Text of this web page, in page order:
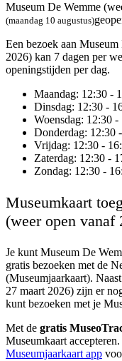
Museum De Wemme
(maandag 10 augustus)
Een bezoek aan
2026) kan 7 dagen per
openingstijden per dag.
Maandag: 12:30 -
Dinsdag: 12:30 -
Woensdag: 12:30 -
Donderdag: 12:30
Vrijdag: 12:30 -
Zaterdag: 12:30 -
Zondag: 12:30 -
Museumkaart
(weer open vanaf
Je kunt Museum De
gratis bezoeken met de
(Museumjaarkaart).
27 maart 2026) zijn er
kunt bezoeken met je
Met de gratis
Museumkaart
Museumjaarkaart app